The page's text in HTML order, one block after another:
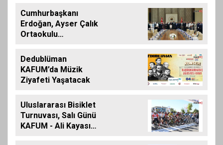
Tamamlandı
Cumhurbaşkanı
Erdoğan, Ayser Çalık
Ortaokulu
Aileleriyle Bir Araya
Geldi
Dedublüman
KAFUM’da Müzik
Ziyafeti Yaşatacak
Uluslararası Bisiklet
Turnuvası, Salı Günü
KAFUM - Ali Kayası